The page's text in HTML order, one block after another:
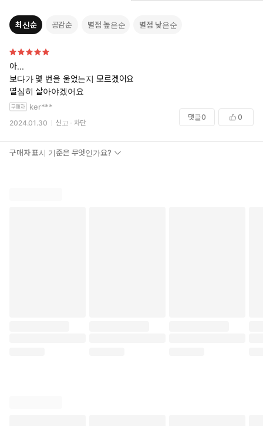
되었다. 이로써 지금 시대에 꼭 필요한 소설, 피할 수 없는 물음을
던질 소설이 마침내 우리에게 당도했다.
최신순 공감순 별점 높은순 별점 낮은순
아...
보다가 몇 번을 울었는지 모르겠어요
열심히 살아야겠어요
ker***
2024.01.30 신고 차단
댓글0 0
구매자 표시 기준은 무엇인가요?